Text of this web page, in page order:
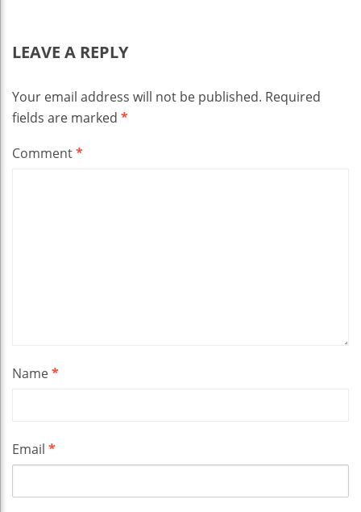
LEAVE A REPLY
Your email address will not be published. Required
fields are marked *
Comment*
Name*
Email *